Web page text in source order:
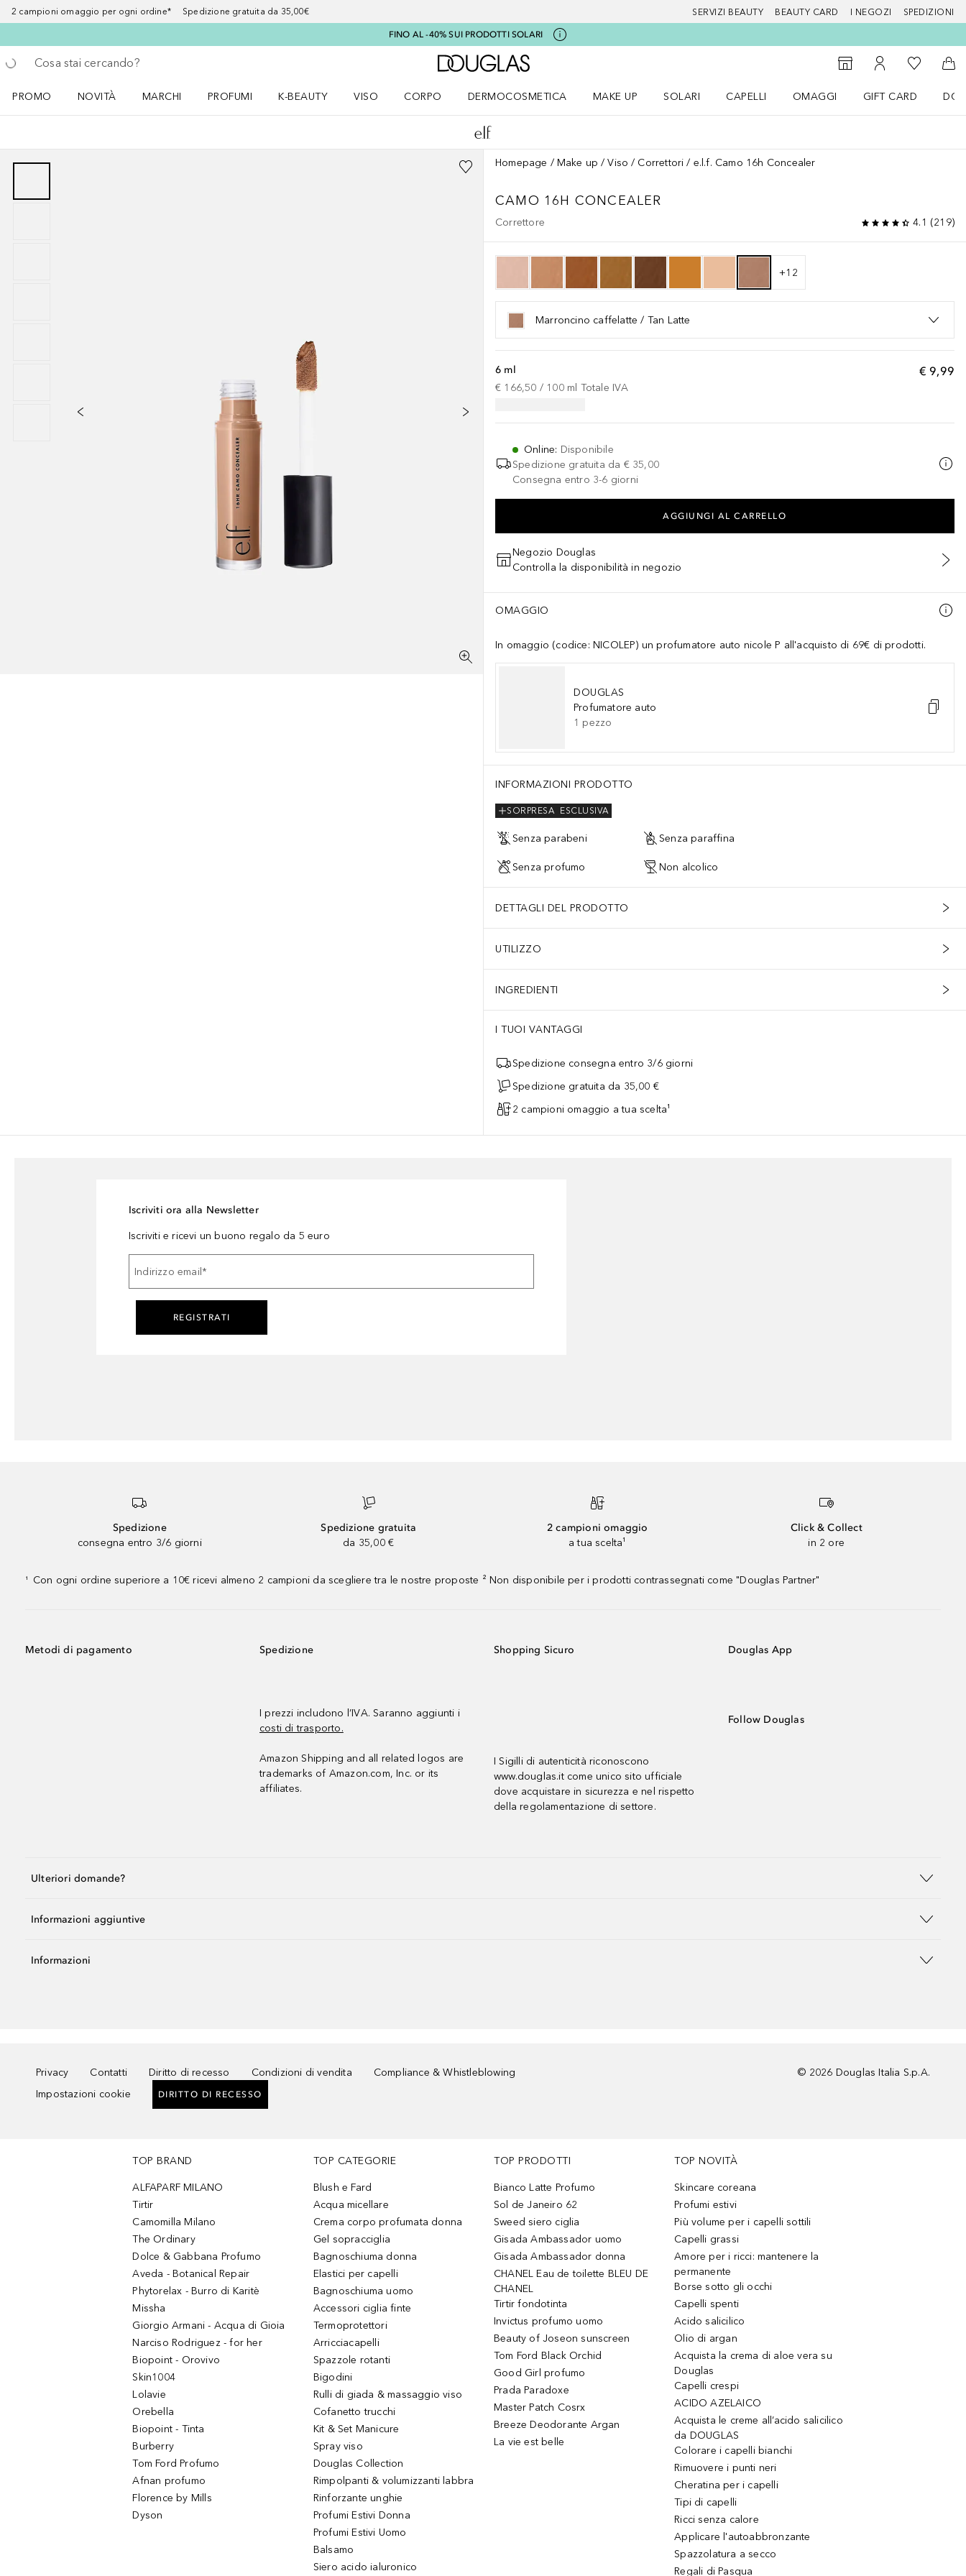
2 campioni omaggio per ogni ordine* Spedizione gratuita da 35,00€ SERVIZI BEAUTY BEAUTY CARD I NEGOZI SPEDIZIONI
FINO AL -40% SUI PRODOTTI SOLARI
Torna indietro
Esegui ricerca
A Douglas Home
StorefinderAl Mio Account
Alla Mia
Al
PROMO
NOVITÀ
MARCHI
PROFUMI
K-BEAUTY
VISO
CORPO
DERMOCOSMETICA
MAKE UP
SOLARI
CAPELLI
OMAGGI
GIFT CARD
Homepage Make up Viso Correttori e.l.f. Camo 16h Concealer
CAMO 16H CONCEALER
Correttore 4.1 (219)
+12
Marroncino caffelatte / Tan Latte
€ 9,99
6 ml
€ 166,50 / 100 ml Totale IVA
Online: Disponibile
Spedizione gratuita da € 35,00
Consegna entro 3-6 giorni
AGGIUNGI AL CARRELLO
Negozio Douglas
Controlla la disponibilità in negozio
OMAGGIO
In omaggio (codice: NICOLEP) un profumatore auto nicole P all'acquisto di 69€ di prodotti.
DOUGLAS
Profumatore auto
1 pezzo
INFORMAZIONI PRODOTTO
ESCLUSIVA
SORPRESA
Senza parabeni Senza paraffina
Senza profumo Non alcolico
DETTAGLI DEL PRODOTTO
UTILIZZO
INGREDIENTI
I TUOI VANTAGGI
Spedizione consegna entro 3/6 giorni
Spedizione gratuita da 35,00 €
2 campioni omaggio a tua scelta¹
Iscriviti ora alla Newsletter
Iscriviti e ricevi un buono regalo da 5 euro
Indirizzo email *
REGISTRATI
Spedizione
consegna entro 3/6 giorni
Spedizione gratuita
da 35,00 €
2 campioni omaggio
a tua scelta¹
Click & Collect
in 2 ore
¹ Con ogni ordine superiore a 10€ ricevi almeno 2 campioni da scegliere tra le nostre proposte ² Non disponibile per i prodotti contrassegnati come "Douglas Partner"
Metodi di pagamento Spedizione
I prezzi includono l’IVA. Saranno aggiunti i
costi di trasporto.
Amazon Shipping and all related logos are
trademarks of Amazon.com, Inc. or its
affiliates.
Shopping Sicuro
I Sigilli di autenticità riconoscono
www.douglas.it come unico sito ufficiale
dove acquistare in sicurezza e nel rispetto
della regolamentazione di settore.
Douglas App
Follow Douglas
Ulteriori domande?
Informazioni aggiuntive
Informazioni
Privacy Contatti Diritto di recesso Condizioni di vendita
Compliance & Whistleblowing
Impostazioni cookie
DIRITTO DI RECESSO
© 2026 Douglas Italia S.p.A.
TOP BRAND
ALFAPARF MILANO
Tirtir
Camomilla Milano
The Ordinary
Dolce & Gabbana Profumo
Aveda - Botanical Repair
Phytorelax - Burro di Karitè
Missha
Giorgio Armani - Acqua di Gioia
Narciso Rodriguez - for her
Biopoint - Orovivo
Skin1004
Lolavie
Orebella
Biopoint - Tinta
Burberry
Tom Ford Profumo
Afnan profumo
Florence by Mills
Dyson
TOP CATEGORIE
Blush e Fard
Acqua micellare
Crema corpo profumata donna
Gel sopracciglia
Bagnoschiuma donna
Elastici per capelli
Bagnoschiuma uomo
Accessori ciglia finte
Termoprotettori
Arricciacapelli
Spazzole rotanti
Bigodini
Rulli di giada & massaggio viso
Cofanetto trucchi
Kit & Set Manicure
Spray viso
Douglas Collection
Rimpolpanti & volumizzanti labbra
Rinforzante unghie
Profumi Estivi Donna
Profumi Estivi Uomo
Balsamo
Siero acido ialuronico
TOP PRODOTTI
Bianco Latte Profumo
Sol de Janeiro 62
Sweed siero ciglia
Gisada Ambassador uomo
Gisada Ambassador donna
CHANEL Eau de toilette BLEU DE
CHANEL
Tirtir fondotinta
Invictus profumo uomo
Beauty of Joseon sunscreen
Tom Ford Black Orchid
Good Girl profumo
Prada Paradoxe
Master Patch Cosrx
Breeze Deodorante Argan
La vie est belle
TOP NOVITÀ
Skincare coreana
Profumi estivi
Più volume per i capelli sottili
Capelli grassi
Amore per i ricci: mantenere la
permanente
Borse sotto gli occhi
Capelli spenti
Acido salicilico
Olio di argan
Acquista la crema di aloe vera su
Douglas
Capelli crespi
ACIDO AZELAICO
Acquista le creme all’acido salicilico
da DOUGLAS
Colorare i capelli bianchi
Rimuovere i punti neri
Cheratina per i capelli
Tipi di capelli
Ricci senza calore
Applicare l'autoabbronzante
Spazzolatura a secco
Regali di Pasqua